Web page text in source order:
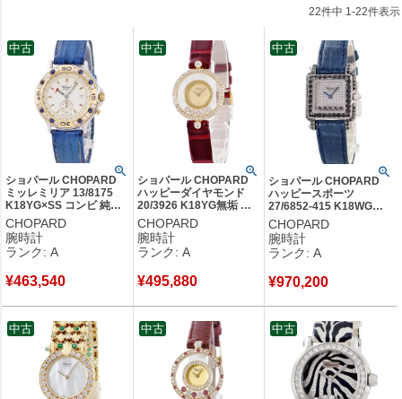
ニュファクチュール」を設立。創業者の名を冠す「L.U.C.自社製ムー
ブメント」を搭載した完成度の高い本格的な機械式時計が次々と発表
され、紳士淑女にふさわしいラグジュアリーなスイス時計ブランドと
しての地位を確立しています。
創業年：1860年
発祥地：スイス ソンヴィリエ
創業者：ルイ・ユリス・ショパール
22件中 1-22件表示
ショパール CHOPARD
ミッレミリア 13/8175
K18YG×SS コンビ 純正
ダイヤ&サファイア デイ
ト レディース 腕時計ク
オーツ ホワイト 【中
古】中古美品
CHOPARD
腕時計
ランク: A
¥463,540
中古
ショパール CHOPARD
ハッピーダイヤモンド
20/3926 K18YG無垢 純
正ダイヤ ムービング シ
ャンパン レディース 腕
時計クオーツ ゴールド
【中古】中古美品
CHOPARD
腕時計
ランク: A
¥495,880
中古
ショパール CHOPARD
ハッピースポーツ
27/6852-415 K18WG無
垢 純正ダイヤ&ブラック
ダイヤ スクエア レディー
ス 腕時計クオーツ シルバ
ー 【中古】中古美品
CHOPARD
腕時計
ランク: A
¥970,200
中古
中古 中古 中古